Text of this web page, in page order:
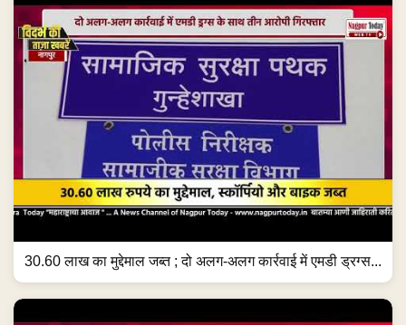
30.60 लाख का मुद्देमाल जब्त ; दो अलग-अलग कार्रवाई में एमडी ड्रग्स...